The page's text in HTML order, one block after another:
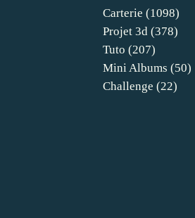
Carterie (1098)
Projet 3d (378)
Tuto (207)
Mini Albums (50)
Challenge (22)